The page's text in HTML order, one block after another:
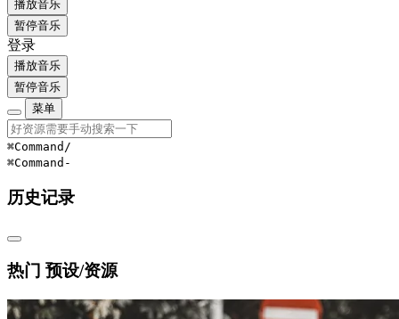
播放音乐
暂停音乐
登录
播放音乐
暂停音乐
菜单
⌘Command /
⌘Command -
历史记录
热门 预设/资源